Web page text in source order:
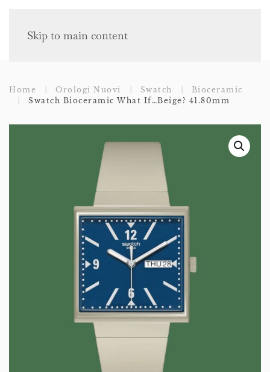
Skip to main content
Home Orologi Nuovi Swatch
Bioceramic
Swatch Bioceramic What If…Beige? 41.80mm